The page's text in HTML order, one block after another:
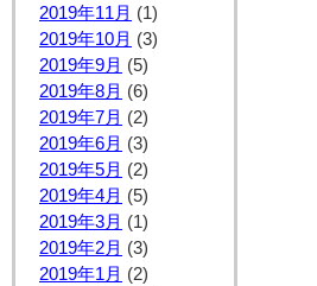
2019年11月 (1)
2019年10月 (3)
2019年9月 (5)
2019年8月 (6)
2019年7月 (2)
2019年6月 (3)
2019年5月 (2)
2019年4月 (5)
2019年3月 (1)
2019年2月 (3)
2019年1月 (2)